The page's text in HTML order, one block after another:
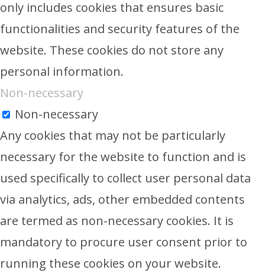
only includes cookies that ensures basic
functionalities and security features of the
website. These cookies do not store any
personal information.
Non-necessary
Non-necessary
Any cookies that may not be particularly
necessary for the website to function and is
used specifically to collect user personal data
via analytics, ads, other embedded contents
are termed as non-necessary cookies. It is
mandatory to procure user consent prior to
running these cookies on your website.